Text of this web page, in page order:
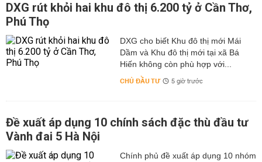
DXG rút khỏi hai khu đô thị 6.200 tỷ ở Cần Thơ,
Phú Thọ
DXG cho biết Khu đô thị mới Mái
Dầm và Khu đô thị mới tại xã Bá
Hiến không còn phù hợp với...
CHỦ ĐẦU TƯ 5 giờ trước
Đề xuất áp dụng 10 chính sách đặc thù đầu tư
Vành đai 5 Hà Nội
Chính phủ đề xuất áp dụng 10 nhóm